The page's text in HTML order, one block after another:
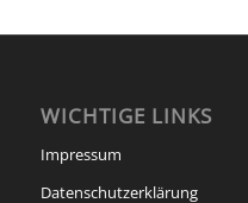
WICHTIGE LINKS
Impressum
Datenschutzerklärung